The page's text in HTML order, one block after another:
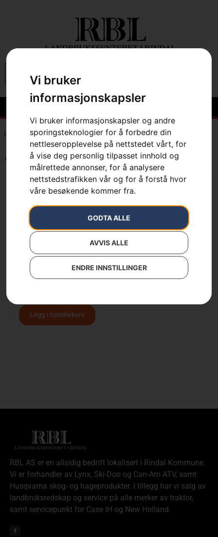
Vi bruker
informasjonskapsler
Vi bruker informasjonskapsler og andre
sporingsteknologier for å forbedre din
nettleseropplevelse på nettstedet vårt, for
å vise deg personlig tilpasset innhold og
målrettede annonser, for å analysere
nettstedstrafikken vår og for å forstå hvor
våre besøkende kommer fra.
GODTA ALLE
AVVIS ALLE
ENDRE INNSTILLINGER
Hem 7333377548978
Viser det ene resultatet
Husqvarna Automower®
435X AWD NERA med
trådløs teknologi
Legg i handlekurv
RBL AS er en allsidig bedrift lokalisert i Rindal Kommune.
Vi er forhandler av Lynx, Ski-Doo og Can-Am ATV, samt
Husqvarna skog- og hageprodukter. I tillegg har vi salg av
landbruksredskap og service på alle merker av traktor,
samt servicepunkt for Case IH og New Holland.